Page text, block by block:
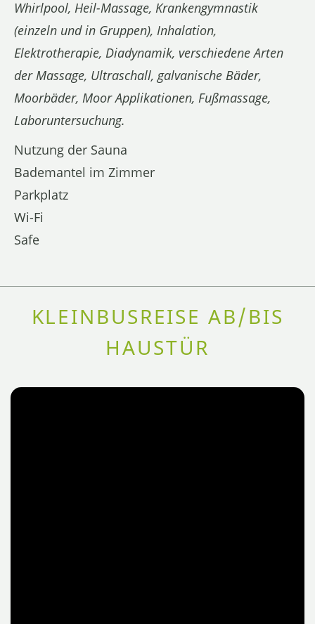
Whirlpool, Heil-Massage, Krankengymnastik
(einzeln und in Gruppen), Inhalation,
Elektrotherapie, Diadynamik, verschiedene Arten
der Massage, Ultraschall, galvanische Bäder,
Moorbäder, Moor Applikationen, Fußmassage,
Laboruntersuchung.
Nutzung der Sauna
Bademantel im Zimmer
Parkplatz
Wi-Fi
Safe
KLEINBUSREISE AB/BIS
HAUSTÜR